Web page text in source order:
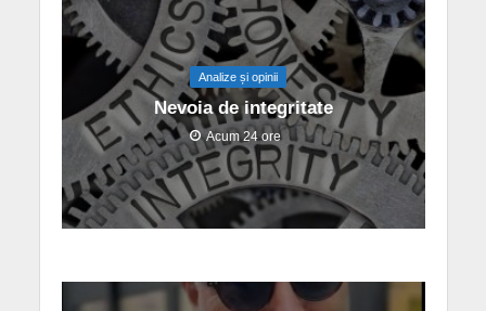
Analize și opinii
Nevoia de integritate
Acum 24 ore